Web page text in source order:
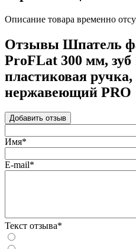
Описание товара временно
Отзывы Шпатель
ProFLat 300 мм, зуб
пластиковая
нержавеющий PRO
Добавить отзыв
Имя*
E-mail*
Текст отзыва*